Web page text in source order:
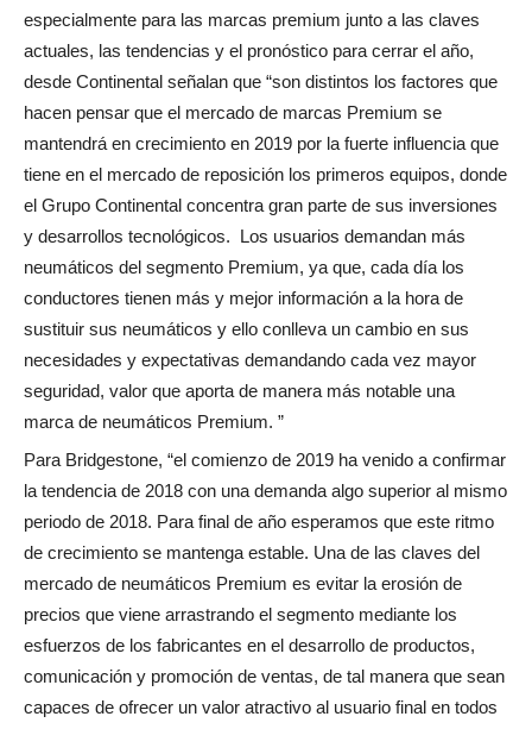
especialmente para las marcas premium junto a las claves
actuales, las tendencias y el pronóstico para cerrar el año,
desde Continental señalan que “son distintos los factores que
hacen pensar que el mercado de marcas Premium se
mantendrá en crecimiento en 2019 por la fuerte influencia que
tiene en el mercado de reposición los primeros equipos, donde
el Grupo Continental concentra gran parte de sus inversiones
y desarrollos tecnológicos. Los usuarios demandan más
neumáticos del segmento Premium, ya que, cada día los
conductores tienen más y mejor información a la hora de
sustituir sus neumáticos y ello conlleva un cambio en sus
necesidades y expectativas demandando cada vez mayor
seguridad, valor que aporta de manera más notable una
marca de neumáticos Premium. ”
Para Bridgestone, “el comienzo de 2019 ha venido a confirmar
la tendencia de 2018 con una demanda algo superior al mismo
periodo de 2018. Para final de año esperamos que este ritmo
de crecimiento se mantenga estable. Una de las claves del
mercado de neumáticos Premium es evitar la erosión de
precios que viene arrastrando el segmento mediante los
esfuerzos de los fabricantes en el desarrollo de productos,
comunicación y promoción de ventas, de tal manera que sean
capaces de ofrecer un valor atractivo al usuario final en todos